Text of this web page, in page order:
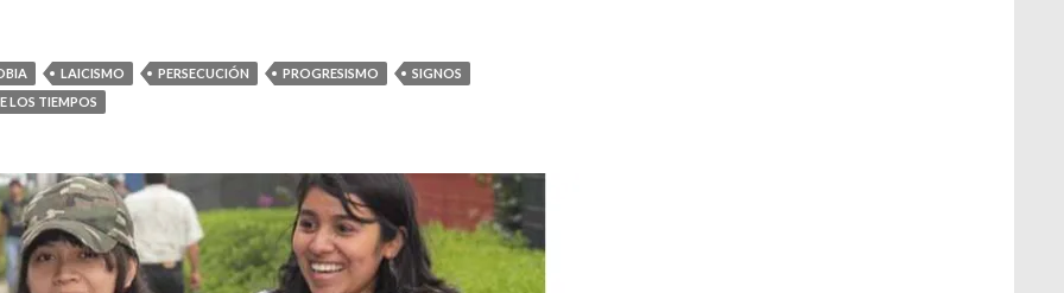
LAICISMO PERSECUCIÓN PROGRESISMO
SIGNOS
LOS TIEMPOS